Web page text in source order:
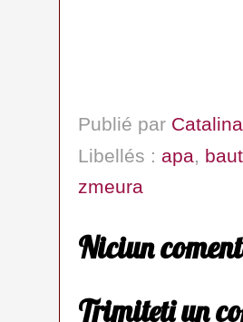
Publié par Catalina
Libellés : apa,
zmeura
Niciun
Trimiteți un